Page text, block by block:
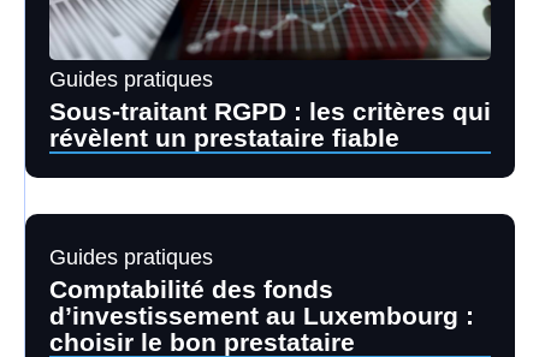
Guides pratiques
Sous-traitant RGPD : les critères qui
révèlent un prestataire fiable
Guides pratiques
Comptabilité des fonds
d’investissement au Luxembourg :
choisir le bon prestataire